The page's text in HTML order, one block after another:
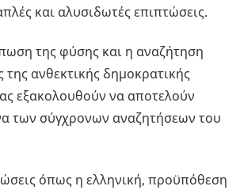
και αλυσιδωτές επιπτώσεις.
της φύσης και η αναζήτηση
ανθεκτικής δημοκρατικής
εξακολουθούν να αποτελούν
των σύγχρονων αναζητήσεων του
όπως η ελληνική, προϋπόθεση